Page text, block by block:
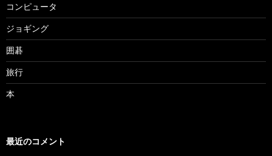
コンピュータ
ジョギング
囲碁
旅行
本
最近のコメント